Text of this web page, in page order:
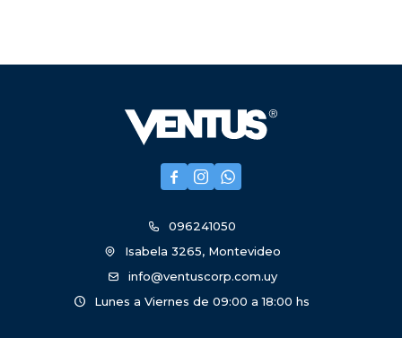
  
096241050
Isabela 3265, Montevideo
info@ventuscorp.com.uy
Lunes a Viernes de 09:00 a 18:00 hs